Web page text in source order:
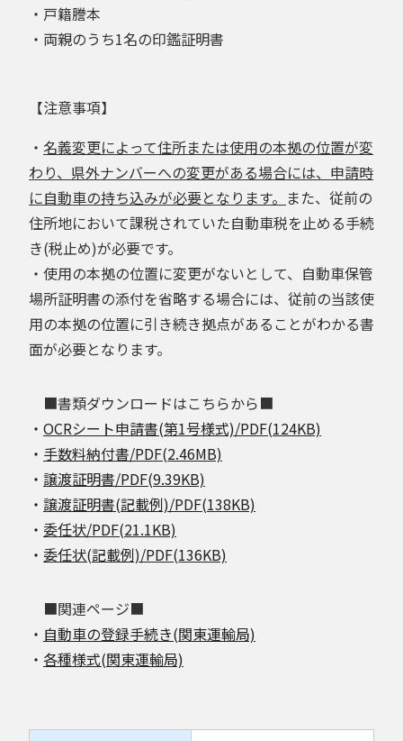
・戸籍謄本
・両親のうち1名の印鑑証明書
【注意事項】
・ 名義変更によって住所または使用の本拠の位置が変
わり、県外ナンバーへの変更がある場合には、申請時
に自動車の持ち込みが必要となります。 また、従前の
住所地において課税されていた自動車税を止める手続
き(税止め)が必要です。
・使用の本拠の位置に変更がないとして、自動車保管
場所証明書の添付を省略する場合には、従前の当該使
用の本拠の位置に引き続き拠点があることがわかる書
面が必要となります。
■書類ダウンロードはこちらから■
・ OCRシート申請書(第1号様式)/PDF(124KB)
・ 手数料納付書/PDF(2.46MB)
・ 譲渡証明書/PDF(9.39KB)
・ 譲渡証明書(記載例)/PDF(138KB)
・ 委任状/PDF(21.1KB)
・ 委任状(記載例)/PDF(136KB)
■関連ページ■
・ 自動車の登録手続き(関東運輸局)
・ 各種様式(関東運輸局)